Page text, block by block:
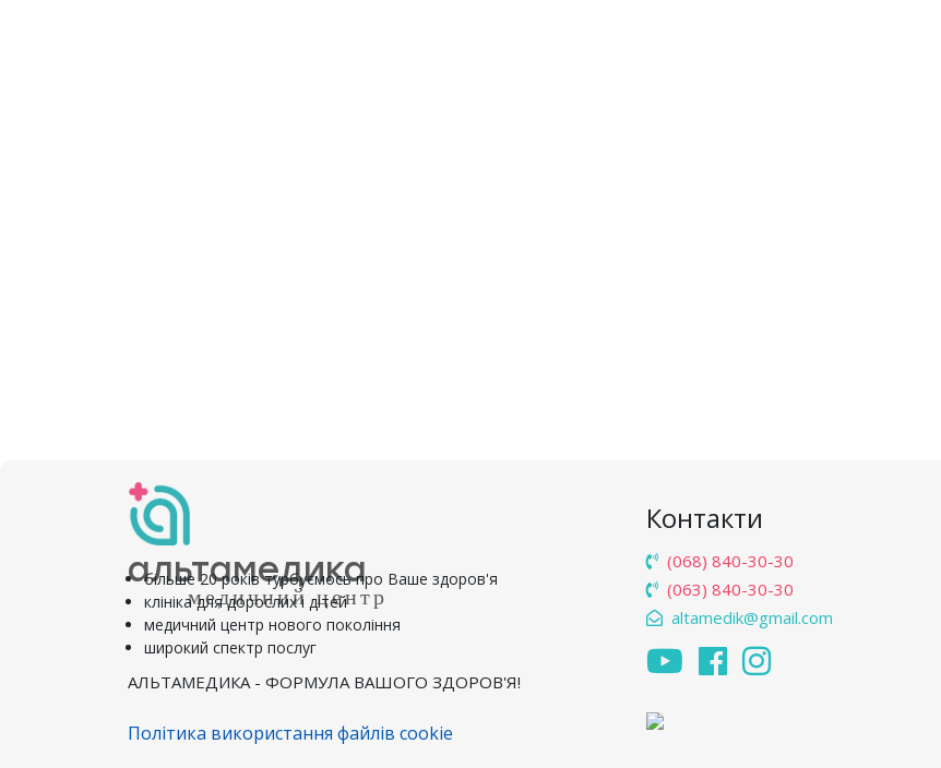
альтамедика
медичний центр
більше 20 років турбуємось про Ваше здоров'я
клініка для дорослих і дітей
медичний центр нового покоління
широкий спектр послуг
АЛЬТАМЕДИКА - ФОРМУЛА ВАШОГО ЗДОРОВ'Я!
Політика використання файлів cookie
Контакти
(068) 840-30-30
(063) 840-30-30
altamedik@gmail.com